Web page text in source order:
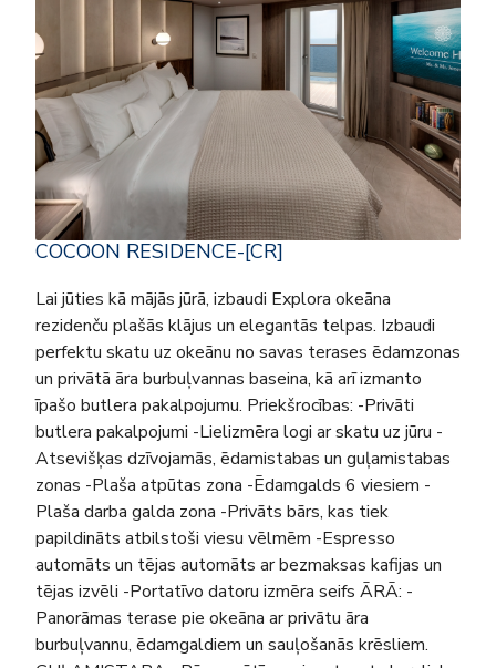
COCOON RESIDENCE-[CR]
Lai jūties kā mājās jūrā, izbaudi Explora okeāna
rezidenču plašās klājus un elegantās telpas. Izbaudi
perfektu skatu uz okeānu no savas terases ēdamzonas
un privātā āra burbuļvannas baseina, kā arī izmanto
īpašo butlera pakalpojumu. Priekšrocības: -Privāti
butlera pakalpojumi -Lielizmēra logi ar skatu uz jūru -
Atsevišķas dzīvojamās, ēdamistabas un guļamistabas
zonas -Plaša atpūtas zona -Ēdamgalds 6 viesiem -
Plaša darba galda zona -Privāts bārs, kas tiek
papildināts atbilstoši viesu vēlmēm -Espresso
automāts un tējas automāts ar bezmaksas kafijas un
tējas izvēli -Portatīvo datoru izmēra seifs ĀRĀ: -
Panorāmas terase pie okeāna ar privātu āra
burbuļvannu, ēdamgaldiem un sauļošanās krēsliem.